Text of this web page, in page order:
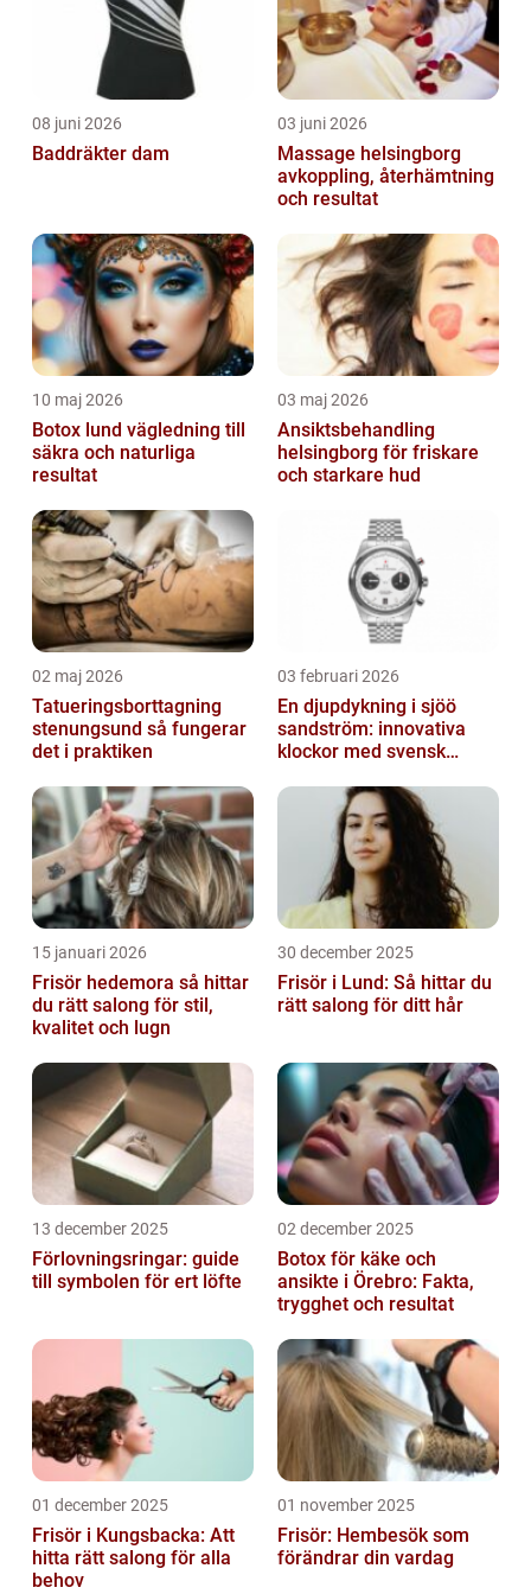
08 juni 2026
Baddräkter dam
03 juni 2026
Massage helsingborg
avkoppling, återhämtning
och resultat
10 maj 2026
Botox lund vägledning till
säkra och naturliga
resultat
03 maj 2026
Ansiktsbehandling
helsingborg för friskare
och starkare hud
02 maj 2026
Tatueringsborttagning
stenungsund så fungerar
det i praktiken
03 februari 2026
En djupdykning i sjöö
sandström: innovativa
klockor med svensk
15 januari 2026
Frisör hedemora så hittar
du rätt salong för stil,
kvalitet och lugn
30 december 2025
Frisör i Lund: Så hittar du
rätt salong för ditt hår
13 december 2025
Förlovningsringar: guide
till symbolen för ert löfte
02 december 2025
Botox för käke och
ansikte i Örebro: Fakta,
trygghet och resultat
01 december 2025
Frisör i Kungsbacka: Att
hitta rätt salong för alla
behov
01 november 2025
Frisör: Hembesök som
förändrar din vardag